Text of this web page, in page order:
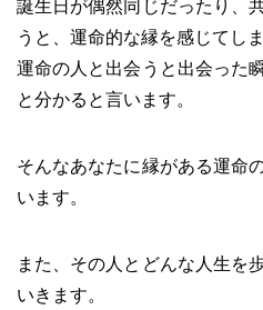
誕生日が偶然同じだったり、
うと、運命的な縁を感じてし
運命の人と出会うと出会った
と分かると言います。
そんなあなたに縁がある運命
います。
また、その人とどんな人生を
いきます。